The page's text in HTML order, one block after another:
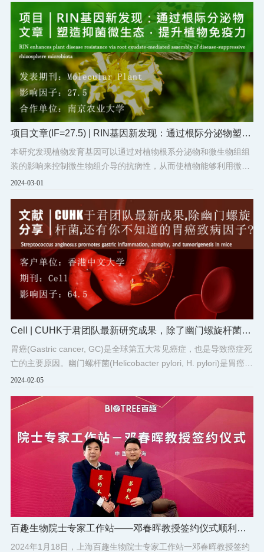
项目文章(IF=27.5) | RIN基因新发现：通过根际分泌物塑造
本研究发现植物发育基因可以通过对植物根系分泌物和微生物组组
装的影响来控制微生物组介导的抗病性，从而使植物能够利用微生
物组编码的基因和功能。
2024-03-01
Cell | CUHK于君团队最新研究成果，除了幽门螺旋杆菌，
胃癌(Gastric cancer, GC)是全球第五大常见癌症，也是导致癌症死
亡的主要原因。幽门螺杆菌(Helicobacter pylori, H. pylori)是胃癌的
主要危险因素，被列为I型致癌物。
2024-02-05
百趣生物院士专家工作站——邓春晖教授签约仪式顺利举
2024年1月18日，上海百趣生物院士专家工作站一邓春晖教授签约